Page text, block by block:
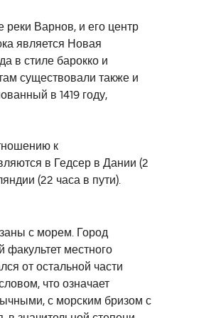
Варнов, и его центр
является Новая
в стиле барокко и
существовали также и
в 1419 году,
к
в Гедсер в Дании (2
(22 часа в пути).
с морем. Город
местного
от остальной части
что означает
с морским бризом с